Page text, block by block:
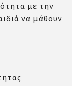
με την
να μάθουν